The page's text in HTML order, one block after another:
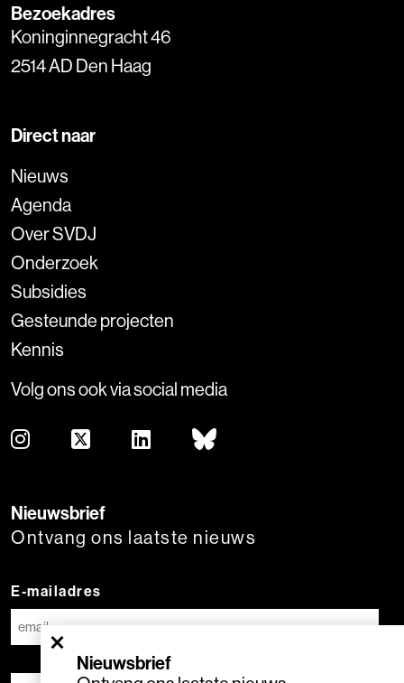
×
Nieuwsbrief
Bezoekadres
Koninginnegracht 46
2514 AD Den Haag
Direct naar
Nieuws
Agenda
Over SVDJ
Onderzoek
Subsidies
Gesteunde projecten
Kennis
Volg ons ook via social media
Nieuwsbrief
Ontvang ons laatste nieuws
E-mailadres